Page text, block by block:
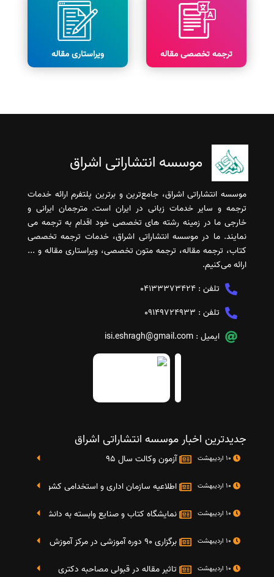
ترجمه تخصصی مقاله ویراستاری مقاله
موسسه انتشاراتی اشراق
موسسه انتشاراتی اشراق، جامع‌ترین و برترین پلتفرم ارائه خدمات
ترجمه و سایر خدمات زبانی در ایران است. مترجمان ایرانی و
خارجی ما در زمینه رشته های تخصصی خود اقدام به ترجمه می
نمایند. ما در موسسه انتشاراتی اشراق، خدمات ترجمه تخصصی
کتاب، ترجمه مقاله، ترجمه متون تخصصی، ویراستاری مقاله و ...
ارائه می‌کنیم.
تلفن : 04133373424
تلفن : 09149724933
ایمیل : isi.eshragh@gmail.com
جدیدترین اخبار موسسه انتشاراتی اشراق
آزمون وکالت سال 95
اطلاعیه سازمان اداری و استخدامی کشور در خصوص
نمایشگاه کتاب و صنایع وابسته به دانشگاه صنعتی شریف 4 الی 8 مهر
برگزاری 90 دوره آموزشی در مرکز آموزش فرهنگی دانشگاه علامه
تاثیر مقاله در قبولی مصاحبه دکتری